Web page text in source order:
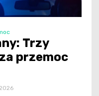
Trzy
przemoc